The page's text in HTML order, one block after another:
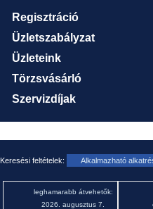
Regisztráció
Üzletszabályzat
Üzleteink
Törzsvásárló
Szervizdíjak
Keresési feltételek: Alkalmazható
leghamarabb átvehetők:
2026. augusztus 7.